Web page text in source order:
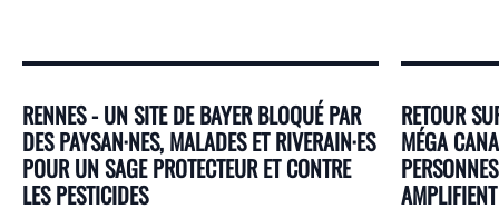
RENNES - UN SITE DE BAYER BLOQUÉ PAR
DES PAYSAN·NES, MALADES ET RIVERAIN·ES
POUR UN SAGE PROTECTEUR ET CONTRE
LES PESTICIDES
RETOUR
MÉGA